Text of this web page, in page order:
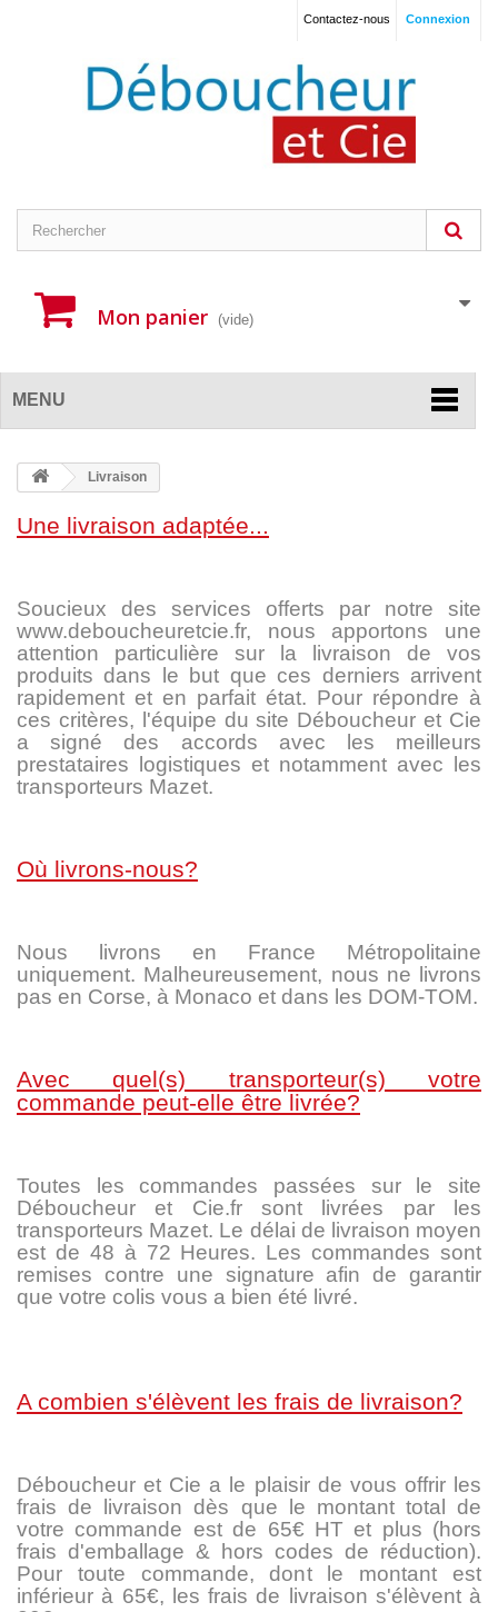
Connexion
Contactez-nous
Mon panier (vide)
MENU
Livraison
Une livraison adaptée...
Soucieux des services offerts par notre site
www.deboucheuretcie.fr, nous apportons une
attention particulière sur la livraison de vos
produits dans le but que ces derniers arrivent
rapidement et en parfait état. Pour répondre à
ces critères, l'équipe du site Déboucheur et Cie
a signé des accords avec les meilleurs
prestataires logistiques et notamment avec les
transporteurs Mazet.
Où livrons-nous?
Nous livrons en France Métropolitaine
uniquement. Malheureusement, nous ne livrons
pas en Corse, à Monaco et dans les DOM-TOM.
Avec quel(s) transporteur(s) votre
commande peut-elle être livrée?
Toutes les commandes passées sur le site
Déboucheur et Cie.fr sont livrées par les
transporteurs Mazet. Le délai de livraison moyen
est de 48 à 72 Heures. Les commandes sont
remises contre une signature afin de garantir
que votre colis vous a bien été livré.
A combien s'élèvent les frais de livraison?
Déboucheur et Cie a le plaisir de vous offrir les
frais de livraison dès que le montant total de
votre commande est de 65€ HT et plus (hors
frais d'emballage & hors codes de réduction).
Pour toute commande, dont le montant est
inférieur à 65€, les frais de livraison s'élèvent à